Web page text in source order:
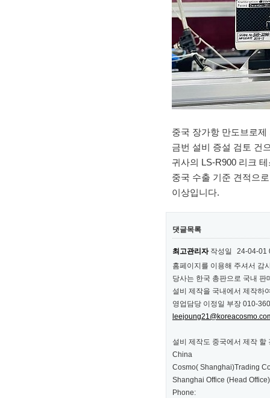
중국 장가항 만도브로
금번 설비 증설 검토 건
귀사의 LS-R900 리크
중국 수출 기준 견적으
이상입니다.
댓글목록
최고관리자작성일
24-04-01
홈페이지를 이용해 주셔서 감
당사는 한국 총판으로 국내 판
설비 제작을 국내에서 제작하
영업담당 이정일 부장 010-
설비 제작도 중국에서 제작 할
China
Cosmo( Shanghai)Trading
Shanghai Office (Head Office)
Phone: